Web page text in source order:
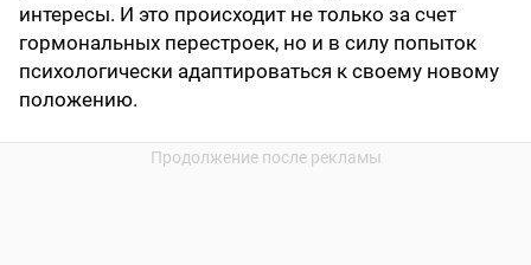
интересы. И это происходит не только за счет
гормональных перестроек, но и в силу попыток
психологически адаптироваться к своему новому
положению.